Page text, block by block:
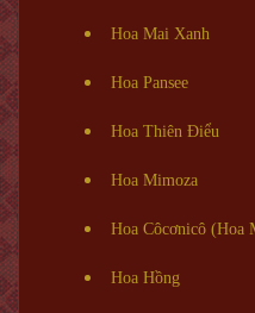
Hoa Mai Xanh
Hoa Pansee
Hoa Thiên Điểu
Hoa Mimoza
Hoa Côcơnicô (Hoa
Hoa Hồng